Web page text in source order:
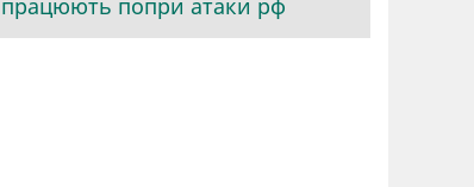
працюють попри атаки рф